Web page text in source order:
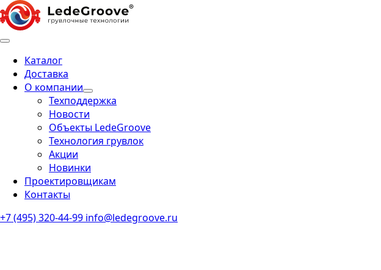
Каталог
Доставка
О компании
Техподдержка
Новости
Объекты LedeGroove
Технология грувлок
Акции
Новинки
Проектировщикам
Контакты
+7 (495) 320-44-99 info@ledegroove.ru